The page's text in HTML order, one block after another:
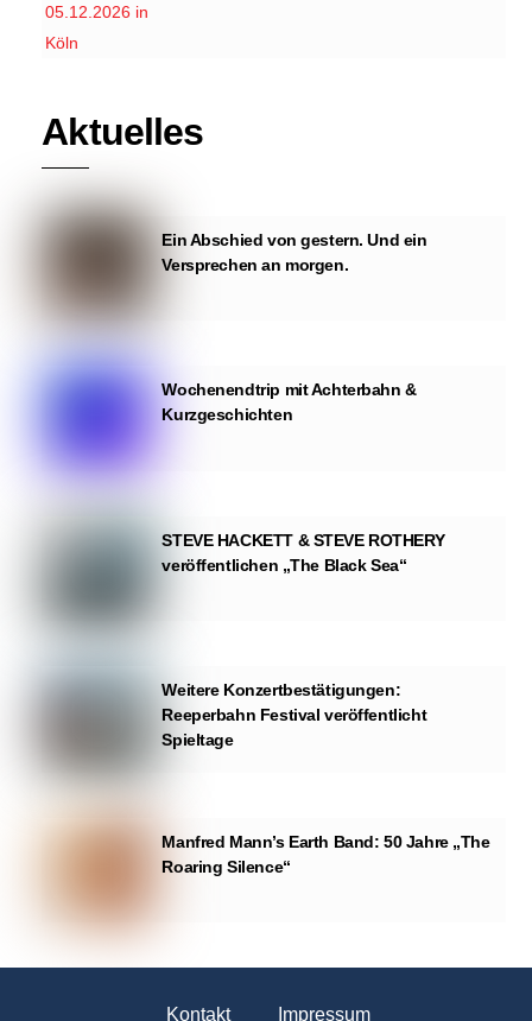
Aktuelles
Ein Abschied von gestern. Und ein
Versprechen an morgen.
Wochenendtrip mit Achterbahn &
Kurzgeschichten
STEVE HACKETT & STEVE ROTHERY
veröffentlichen „The Black Sea“
Weitere Konzertbestätigungen:
Reeperbahn Festival veröffentlicht
Spieltage
Manfred Mann’s Earth Band: 50 Jahre „The
Roaring Silence“
Kontakt Impressum